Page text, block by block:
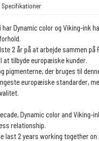
Specifikationer
har Dynamic color og Viking-ink
2 år på at arbejde sammen på
at tilbyde europæiske kunder.
pigmenterne, der bruges til
europæiske standarder,
Dynamic color and Viking-
relationship.
last 2 years working together on